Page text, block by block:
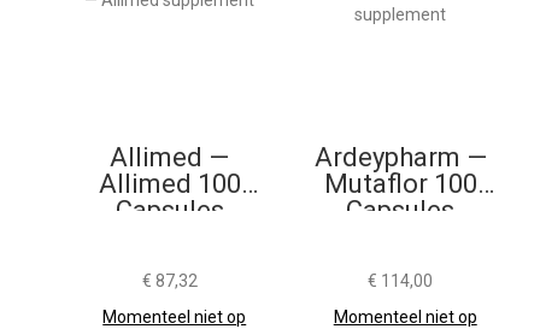
Allimed —
Allimed 100
Capsules
€ 87,32
Momenteel niet op
Ardeypharm —
Mutaflor 100
Capsules
€ 114,00
Momenteel niet op